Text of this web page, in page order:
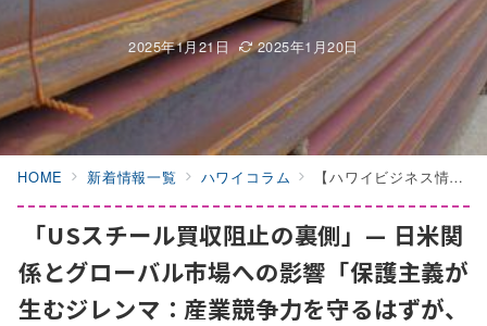
2025年1月21日 2025年1月20日
HOME 新着情報一覧 ハワイコラム 【ハワイビジネス情報館ブログ】「USスチール買収阻止の裏側」— 日米関係とグローバル市場への影響「保護主義が生むジレンマ：産業競争力を守るはずが、自国の未来を危うくする？」
「USスチール買収阻止の裏側」— 日米関
係とグローバル市場への影響「保護主義が
生むジレンマ：産業競争力を守るはずが、